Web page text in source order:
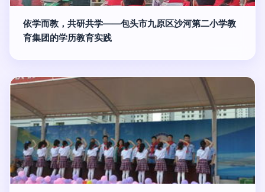
依学而教，共研共学——包头市九原区沙河第二小学教
育集团的学历教育实践